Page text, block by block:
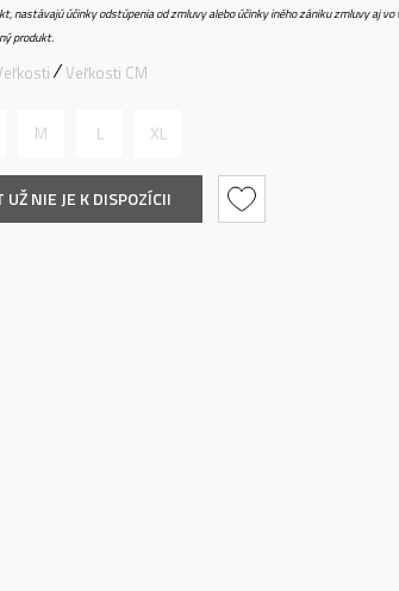
nastávajú účinky odstúpenia od zmluvy alebo účinky iného zániku zmluvy aj
produkt.
Veľkosti CM
M L XL
UŽ NIE JE K DISPOZÍCII